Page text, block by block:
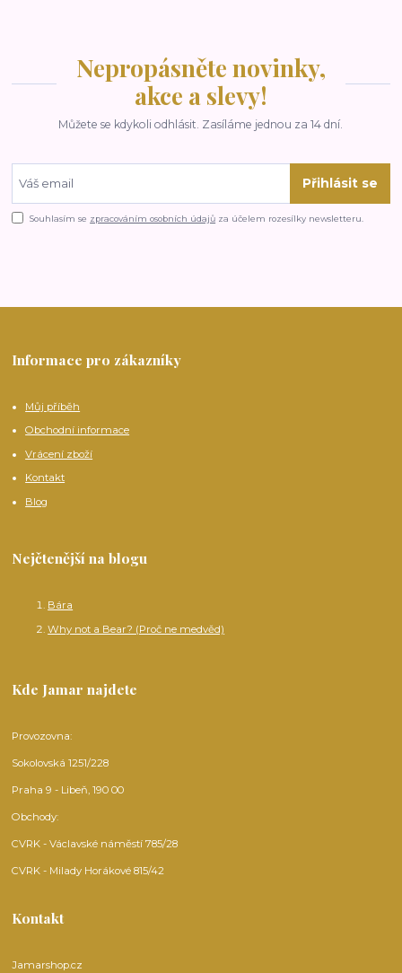
Nepropásněte novinky,
akce a slevy!
Můžete se kdykoli odhlásit. Zasíláme jednou za 14 dní.
Přihlásit se
Souhlasím se zpracováním osobních údajů za účelem rozesílky newsletteru.
Informace pro zákazníky
Můj příběh
Obchodní informace
Vrácení zboží
Kontakt
Blog
Nejčtenější na blogu
Bára
Why not a Bear? (Proč ne medvěd)
Kde Jamar najdete
Provozovna:
Sokolovská 1251/228
Praha 9 - Libeň, 190 00
Obchody:
CVRK - Václavské náměstí 785/28
CVRK - Milady Horákové 815/42
Kontakt
Jamarshop.cz